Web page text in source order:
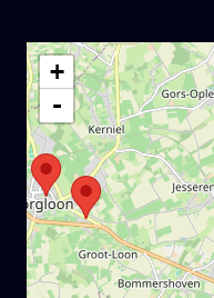
Fichier
+
-